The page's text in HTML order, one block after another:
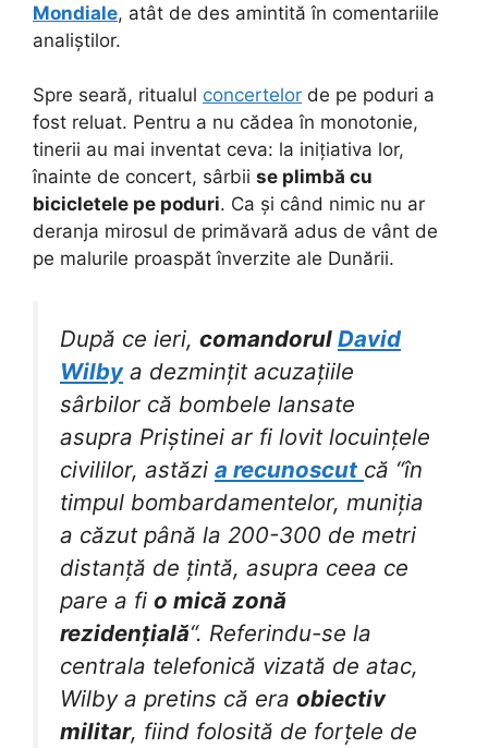
Mondiale, atât de des amintită în comentariile
analiștilor.
Spre seară, ritualul concertelor de pe poduri a
fost reluat. Pentru a nu cădea în monotonie,
tinerii au mai inventat ceva: la inițiativa lor,
înainte de concert, sârbii se plimbă cu
bicicletele pe poduri. Ca și când nimic nu ar
deranja mirosul de primăvară adus de vânt de
pe malurile proaspăt înverzite ale Dunării.
După ce ieri, comandorul David
Wilbya dezmințit acuzațiile
sârbilor că bombele lansate
asupra Priștinei ar fi lovit locuințele
civililor, astăzi a recunoscut că “în
timpul bombardamentelor, muniția
a căzut până la 200-300 de metri
distanță de țintă, asupra ceea ce
pare a fi o mică zonă
rezidențială“. Referindu-se la
centrala telefonică vizată de atac,
Wilby a pretins că era obiectiv
militar, fiind folosită de forțele de